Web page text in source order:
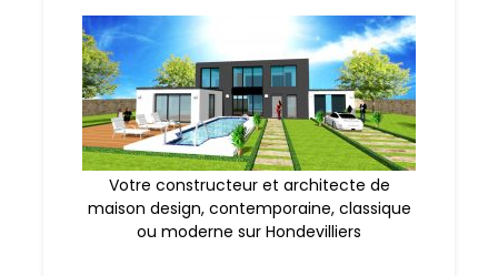
Votre constructeur et architecte de
maison design, contemporaine, classique
ou moderne sur Hondevilliers